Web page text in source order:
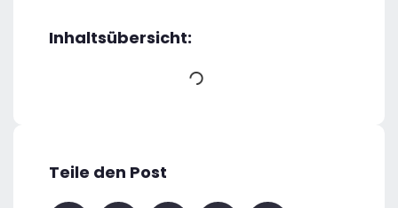
Inhaltsübersicht:
Teile den Post